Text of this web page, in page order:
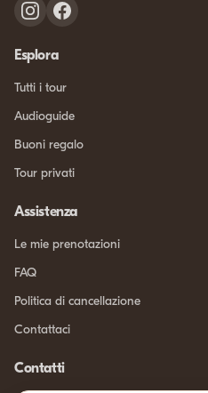
Esplora
Tutti i tour
Audioguide
Buoni regalo
Tour privati
Assistenza
Le mie prenotazioni
FAQ
Politica di cancellazione
Contattaci
Contatti